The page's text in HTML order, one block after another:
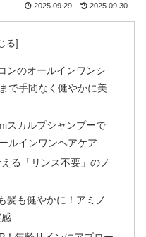
2025.09.29 2025.09.30
ンのオールインワンシ
で手間なく健やかに美
スカルプシャンプーで
ルインワンヘアケア
る「リンス不要」のノ
髪も健やかに！アミノ